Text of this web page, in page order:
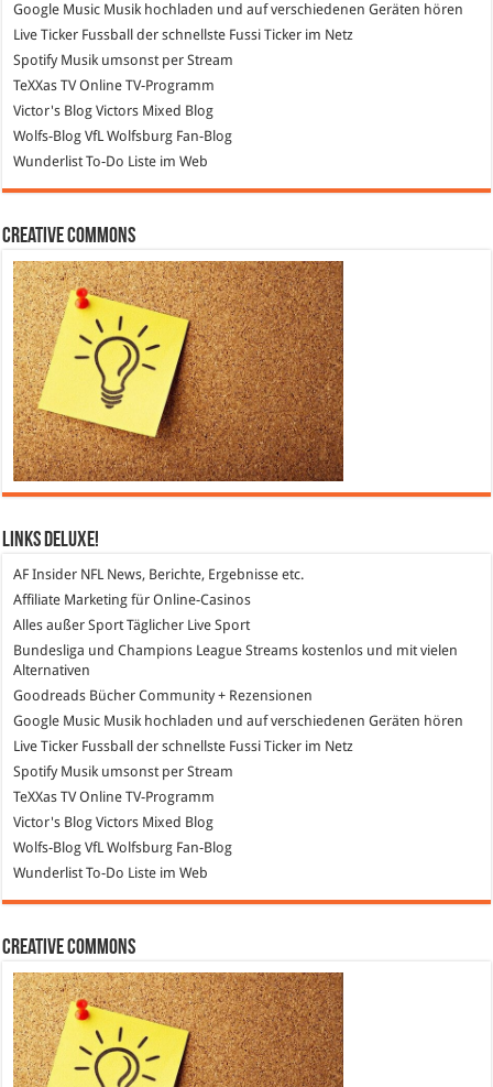
Google Music Musik hochladen und auf verschiedenen Geräten hören
Live Ticker Fussball
der schnellste Fussi Ticker im Netz
SpotifyMusik umsonst per Stream
TeXXas TVOnline TV-Programm
Victor's Blog Victors Mixed Blog
Wolfs-Blog VfL Wolfsburg Fan-Blog
WunderlistTo-Do Liste im Web
Creative Commons
Links DeLuXe!
AF Insider NFL News, Berichte, Ergebnisse etc.
Affiliate Marketing für Online-Casinos
Alles außer Sport Täglicher Live Sport
Bundesliga und Champions League Streams kostenlos und mit vielen
Alternativen
Goodreads Bücher Community + Rezensionen
Google Music Musik hochladen und auf verschiedenen Geräten hören
Live Ticker Fussball der schnellste Fussi Ticker im Netz
SpotifyMusik umsonst per Stream
TeXXas TVOnline TV-Programm
Victor's Blog Victors Mixed Blog
Wolfs-Blog VfL Wolfsburg Fan-Blog
Wunderlist To-Do Liste im Web
Creative Commons